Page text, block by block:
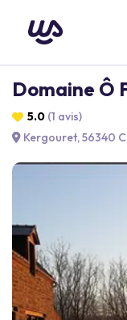
Domaine Ô
5.0 (1 avis)
Kergouret, 56340